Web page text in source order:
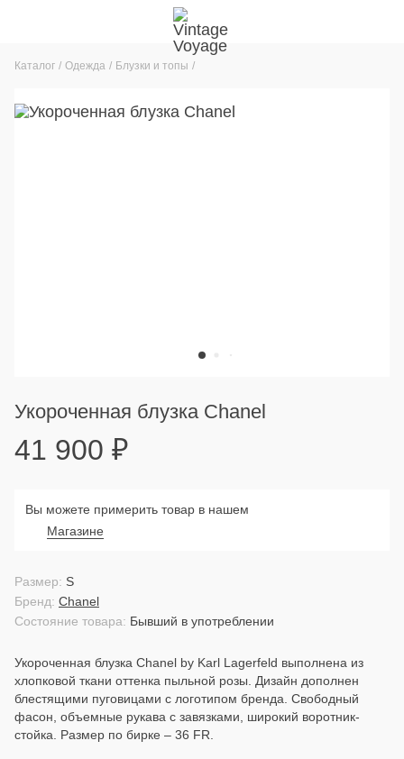
Каталог Одежда Блузки и топы
Укороченная блузка Chanel
41 900 ₽
Вы можете примерить товар в нашем
Магазине
Состояние товара: Бывший в употреблении
Бренд: Chanel
Размер: S
Укороченная блузка Chanel by Karl Lagerfeld выполнена из
хлопковой ткани оттенка пыльной розы. Дизайн дополнен
блестящими пуговицами с логотипом бренда. Свободный
фасон, объемные рукава с завязками, широкий воротник-
стойка. Размер по бирке – 36 FR.